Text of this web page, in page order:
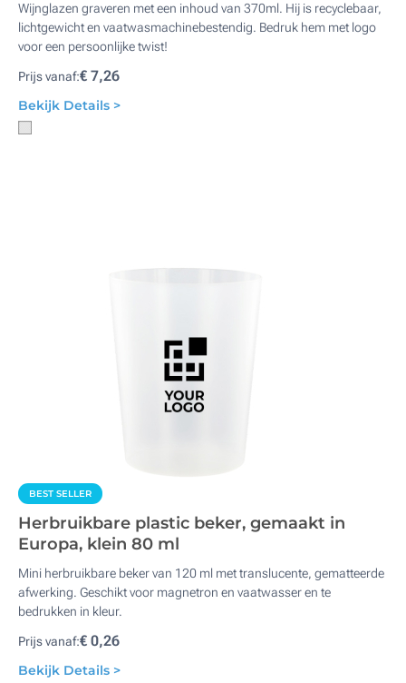
Wijnglazen graveren met een inhoud van 370ml. Hij is recyclebaar,
lichtgewicht en vaatwasmachinebestendig. Bedruk hem met logo
voor een persoonlijke twist!
Prijs vanaf:€ 7,26
Bekijk Details >
BEST SELLER
Herbruikbare plastic beker, gemaakt in
Europa, klein 80 ml
Mini herbruikbare beker van 120 ml met translucente, gematteerde
afwerking. Geschikt voor magnetron en vaatwasser en te
bedrukken in kleur.
Prijs vanaf:€ 0,26
Bekijk Details >